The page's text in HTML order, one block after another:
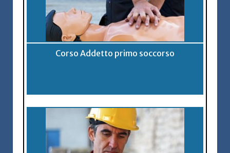
Corso Addetto primo soccorso